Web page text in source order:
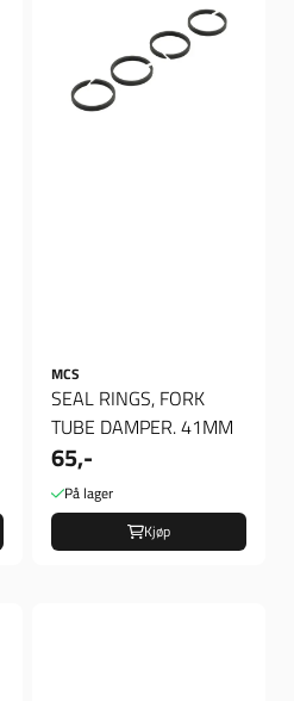
MCS
SEAL RINGS, FORK
TUBE DAMPER. 41MM
65,-
På lager
Kjøp